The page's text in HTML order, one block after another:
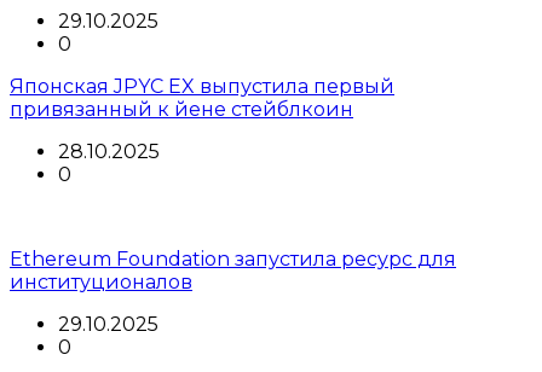
29.10.2025
0
Японская JPYC EX выпустила первый
привязанный к йене стейблкоин
28.10.2025
0
Ethereum Foundation запустила ресурс для
институционалов
29.10.2025
0